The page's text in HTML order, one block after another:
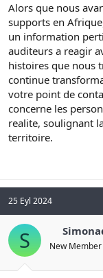
Alors que nous
supports en
un information
auditeurs a reagir
histoires que nous
continue
votre point de
concerne les
realite, soulignant
territoire.
25 Eyl 2024
S New Member